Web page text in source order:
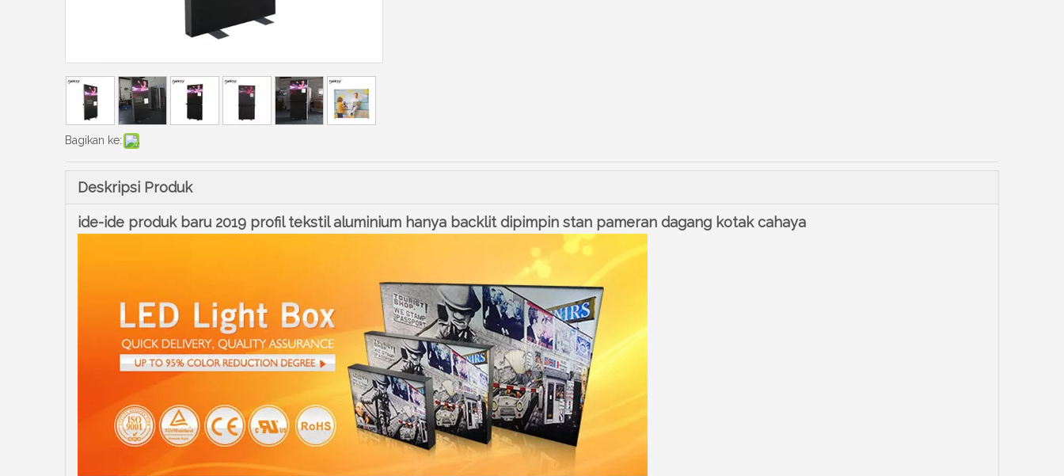
Bagikan ke:
Deskripsi Produk
ide-ide produk baru 2019 profil tekstil aluminium hanya backlit dipimpin stan pameran dagang kotak cahaya